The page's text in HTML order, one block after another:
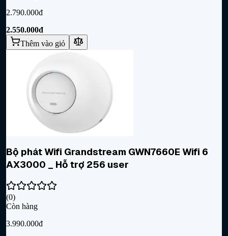
2.790.000đ
2.550.000đ
Thêm vào giỏ
Bộ phát Wifi Grandstream GWN7660E Wifi 6
AX3000 _ Hỗ trợ 256 user
(0)
Còn hàng
3.990.000đ